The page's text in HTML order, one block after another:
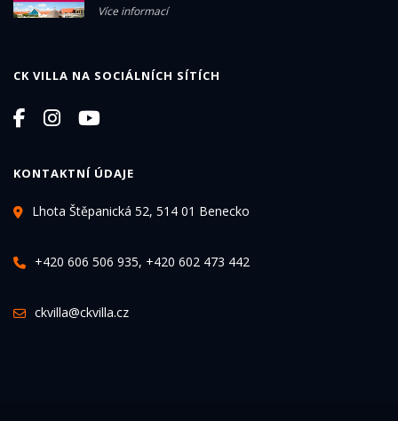
Více informací
CK VILLA NA SOCIÁLNÍCH SÍTÍCH
KONTAKTNÍ ÚDAJE
Lhota Štěpanická 52, 514 01 Benecko
+420 606 506 935, +420 602 473 442
ckvilla@ckvilla.cz